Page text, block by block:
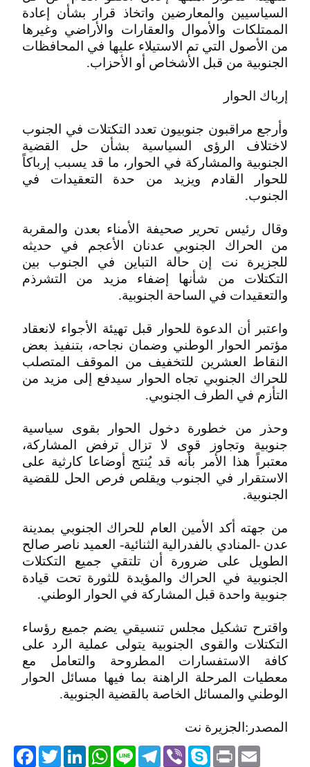
السياسيين والمعارضين واتخاذ قرار بشأن إعادة
الممتلكات والأموال والعقارات والأراضي وغيرها
من الأصول التي تم الاستيلاء عليها في المحافظات
الجنوبية من قبل الأشخاص أو الأحزاب.
إرباك الحوار
وأرجع مراقبون جنوبيون تعدد التكتلات في الجنوب
لاختلاف الرؤى السياسية بشأن حل القضية
الجنوبية والمشاركة في الحوار، ما قد يسبب إرباكاً
للحوار القادم ويزيد من حدة التعقيدات في
الجنوب.
وقال رئيس تحرير صحيفة الأمناء بعدن والمقربة
من الحراك الجنوبي عدنان الأعجم في حديثه
للجزيرة نت إن حالة التباين في الجنوب بين
التكتلات من شأنها إضفاء مزيد من التشرذم
والتعقيدات في الساحة الجنوبية.
واعتبر أن الدعوة للحوار قبل تهيئة الأجواء لانعقاد
مؤتمر الحوار الوطني وضمان نجاحه، بتنفيذ بعض
النقاط العشرين للتخفيف من الموقف المتصلب
للحراك الجنوبي تجاه الحوار سيدفع إلى مزيد من
التأزم في الطرف الجنوبي.
وحذر من خطورة دخول الحوار بقوى سياسية
جنوبية وتجاوز قوى لا تزال ترفض المشاركة،
معتبراً هذا الأمر بأنه قد يُنتج أوضاعا كارثية على
الاستقرار في الجنوب ويقلص فرص الحل للقضية
الجنوبية.
من جهته أكد الأمين العام للحراك الجنوبي بمدينة
عدن -المنادي بالفدرالية الثنائية- العميد ناصر صالح
الطويل على ضرورة أن تلتقي جميع التكتلات
الجنوبية في الحراك والمؤيدة للثورة تحت قيادة
جنوبية واحدة قبل المشاركة في الحوار الوطني.
واقترح تشكيل مجلس تنسيقي يضم جميع رؤساء
التكتلات والقوى الجنوبية يتولى عملية الرد على
كافة الاستفسارات المطروحة والتعامل مع
معطيات المرحلة الراهنة بما فيها مسائل الحوار
الوطني والمسائل الخاصة بالقضية الجنوبية.
المصدر:الجزيرة نت
TwitterLinkedIn
WhatsApp Line
Telegram ViberSkype PrintEmail